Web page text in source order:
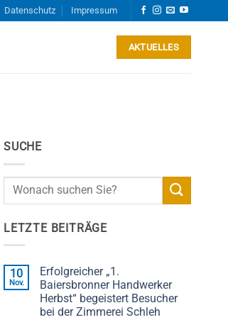
Datenschutz Impressum
AKTUELLES
SUCHE
LETZTE BEITRÄGE
10
Nov.
Erfolgreicher „1.
Baiersbronner Handwerker
Herbst“ begeistert Besucher
bei der Zimmerei Schleh